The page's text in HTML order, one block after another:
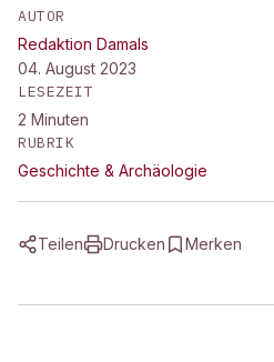
AUTOR
Redaktion Damals
04. August 2023
LESEZEIT
2 Minuten
RUBRIK
Geschichte & Archäologie
Teilen Drucken Merken